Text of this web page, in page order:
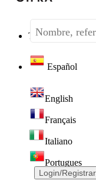
Teléfono:(+34)
Español
English
Français
Italiano
Portugues
Login/